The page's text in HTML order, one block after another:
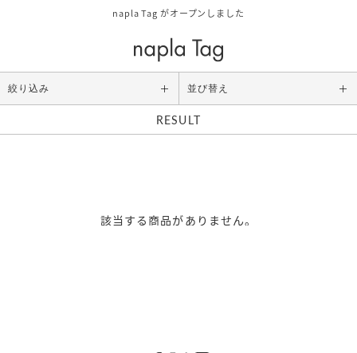
napla Tag がオープンしました
RESULT
絞り込み 並び替え
Category
該当する商品がありません。